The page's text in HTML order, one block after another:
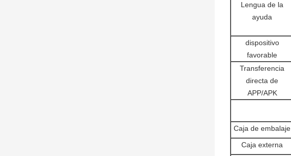
Lengua de la
ayuda
dispositivo
favorable
Transferencia
directa de
APP/APK
Caja de embalaje
Caja externa